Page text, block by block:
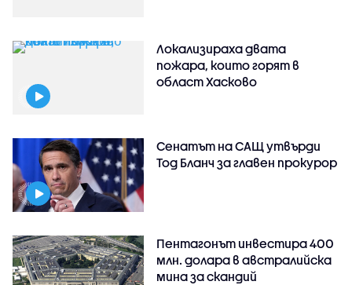
Локализираха двата
пожара, които горят в
област Хасково
Сенатът на САЩ утвърди
Тод Бланч за главен прокурор
Пентагонът инвестира 400
млн. долара в австралийска
мина за скандий